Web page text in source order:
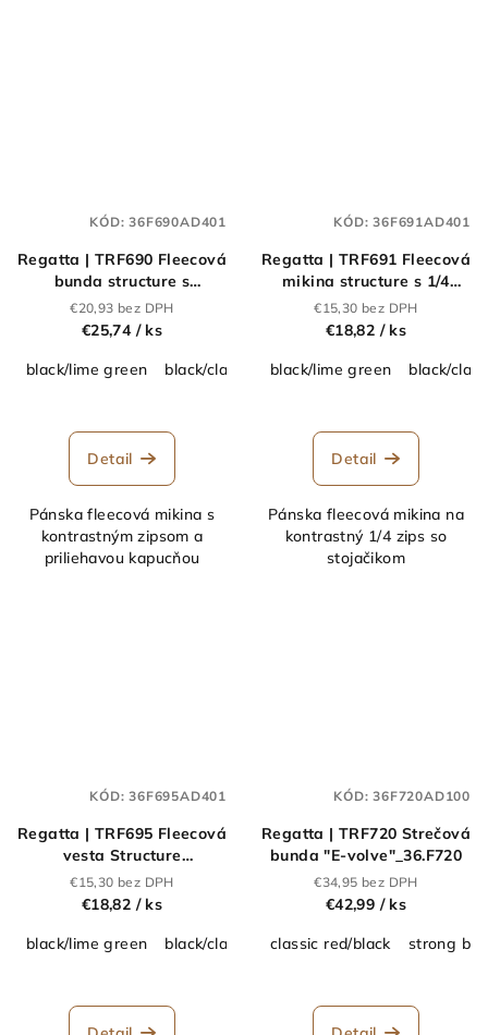
Regatta | TRF690 Fleecová
bunda structure s
kapucňou
"Navigate"_36.F690
€20,93 bez DPH
€25,74 / ks
black/lime green
black/classic red navy/french blue navy/
Detail
Pánska fleecová mikina s
kontrastným zipsom a
priliehavou kapucňou
KÓD:36F690AD401
Regatta | TRF691 Fleecová
mikina structure s 1/4
zipsom
"Navigate"_36.F691
€15,30 bez DPH
€18,82 / ks
black/lime green
black/
Detail
Pánska fleecová mikina na
kontrastný 1/4 zips so
stojačikom
KÓD:36F691AD401
Regatta | TRF695 Fleecová
vesta Structure
"Navigate"_36.F695
€15,30 bez DPH
€18,82 / ks
black/lime green
black/classic red navy/french blue navy/
KÓD:36F695AD401
Regatta | TRF720 Strečová
bunda "E-volve"_36.F720
€34,95 bez DPH
€42,99 / ks
classic red/black
strong
KÓD:36F720AD100